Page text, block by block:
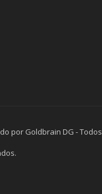
por Goldbrain DG - Todos